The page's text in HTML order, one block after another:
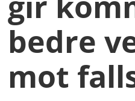
bedre
mot